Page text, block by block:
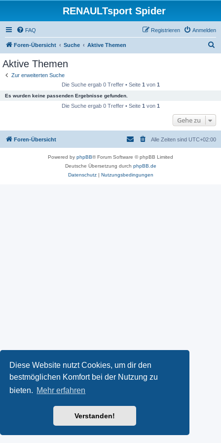
Diese Website nutzt Cookies, um dir den
bestmöglichen Komfort bei der Nutzung zu
bieten. Mehr erfahren
Verstanden!
RENAULTsport Spider
FAQ Anmelden
Registrieren
Foren-Übersicht Suche Aktive Themen
Aktive Themen
Zur erweiterten Suche
Die Suche ergab 0 Treffer • Seite 1 von 1
Es wurden keine passenden Ergebnisse gefunden.
Die Suche ergab 0 Treffer • Seite 1 von 1
Gehe zu
Foren-Übersicht Alle Zeiten sind UTC+02:00
Powered by phpBB® Forum Software © phpBB Limited
Deutsche Übersetzung durch phpBB.de
Datenschutz| Nutzungsbedingungen